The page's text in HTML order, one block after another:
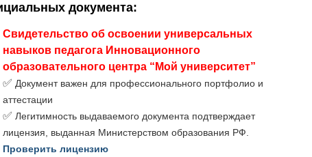
документа:
Свидетельство об освоении универсальных
навыков педагога Инновационного
образовательного центра “Мой университет”
✅ Документ важен для профессионального портфолио и
аттестации
✅ Легитимность выдаваемого документа подтверждает
лицензия, выданная Министерством образования РФ.
Проверить лицензию